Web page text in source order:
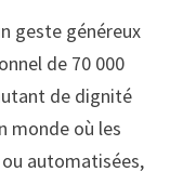
geste généreux
de 70 000
de dignité
monde où les
automatisées,